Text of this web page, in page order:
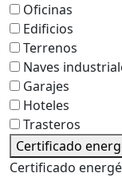
Oficinas
Edificios
Terrenos
Naves
Garajes
Hoteles
Trasteros
Certificado
Certificado